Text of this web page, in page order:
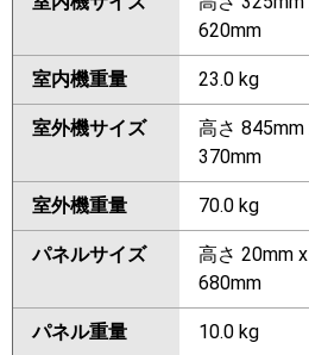
620mm
室内機重量 23.0 kg
室外機サイズ
高さ
370mm
室外機重量 70.0 kg
パネルサイズ
高さ 20mm
680mm
パネル重量 10.0 kg